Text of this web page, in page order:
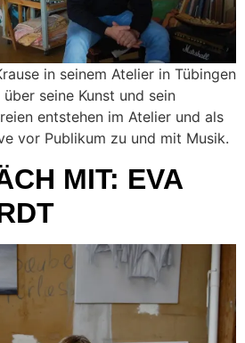
in seinem Atelier in Tübingen
seine Kunst und sein
entstehen im Atelier und als
vor Publikum zu und mit Musik.
MIT: EVA